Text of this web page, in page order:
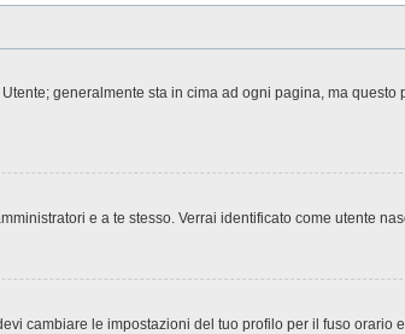
generalmente sta in cima ad ogni pagina, ma questo
e a te stesso. Verrai identificato come utente
cambiare le impostazioni del tuo profilo per il fuso orario